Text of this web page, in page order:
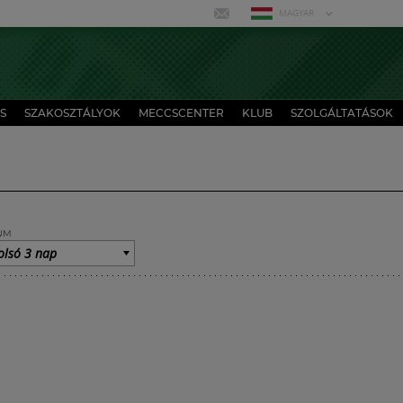
MAGYAR
SZAKOSZTÁLYOK MECCSCENTER KLUB SZOLGÁLTATÁSOK
3 nap